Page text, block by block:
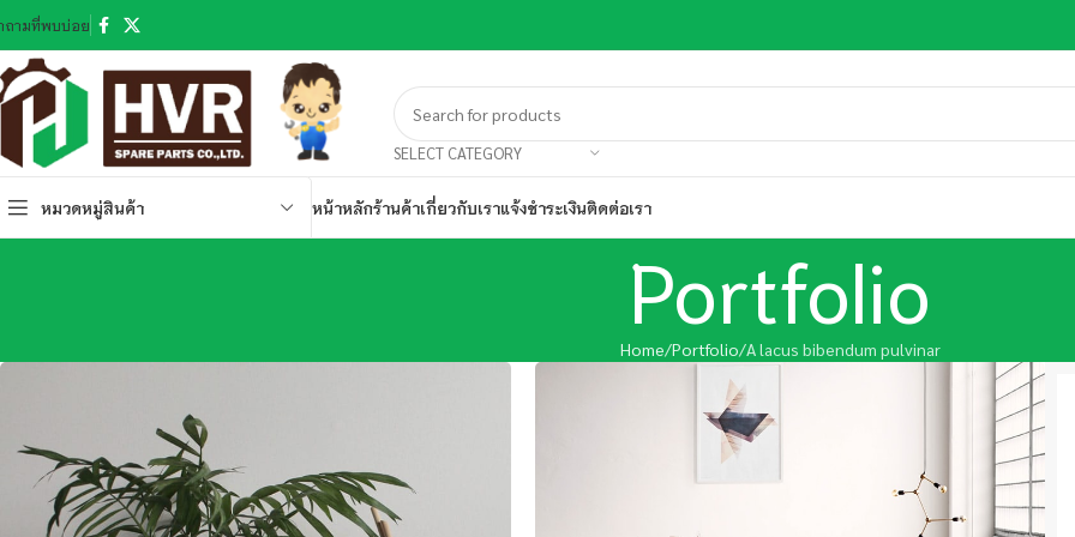
ถามที่พบบ่อย
SELECT CATEGORY
หมวดหมู่สินค้า หน้าหลักร้านค้าเกี่ยวกับเราแจ้งชำระเงินติดต่อเรา
Portfolio
Home Portfolio A lacus bibendum pulvinar